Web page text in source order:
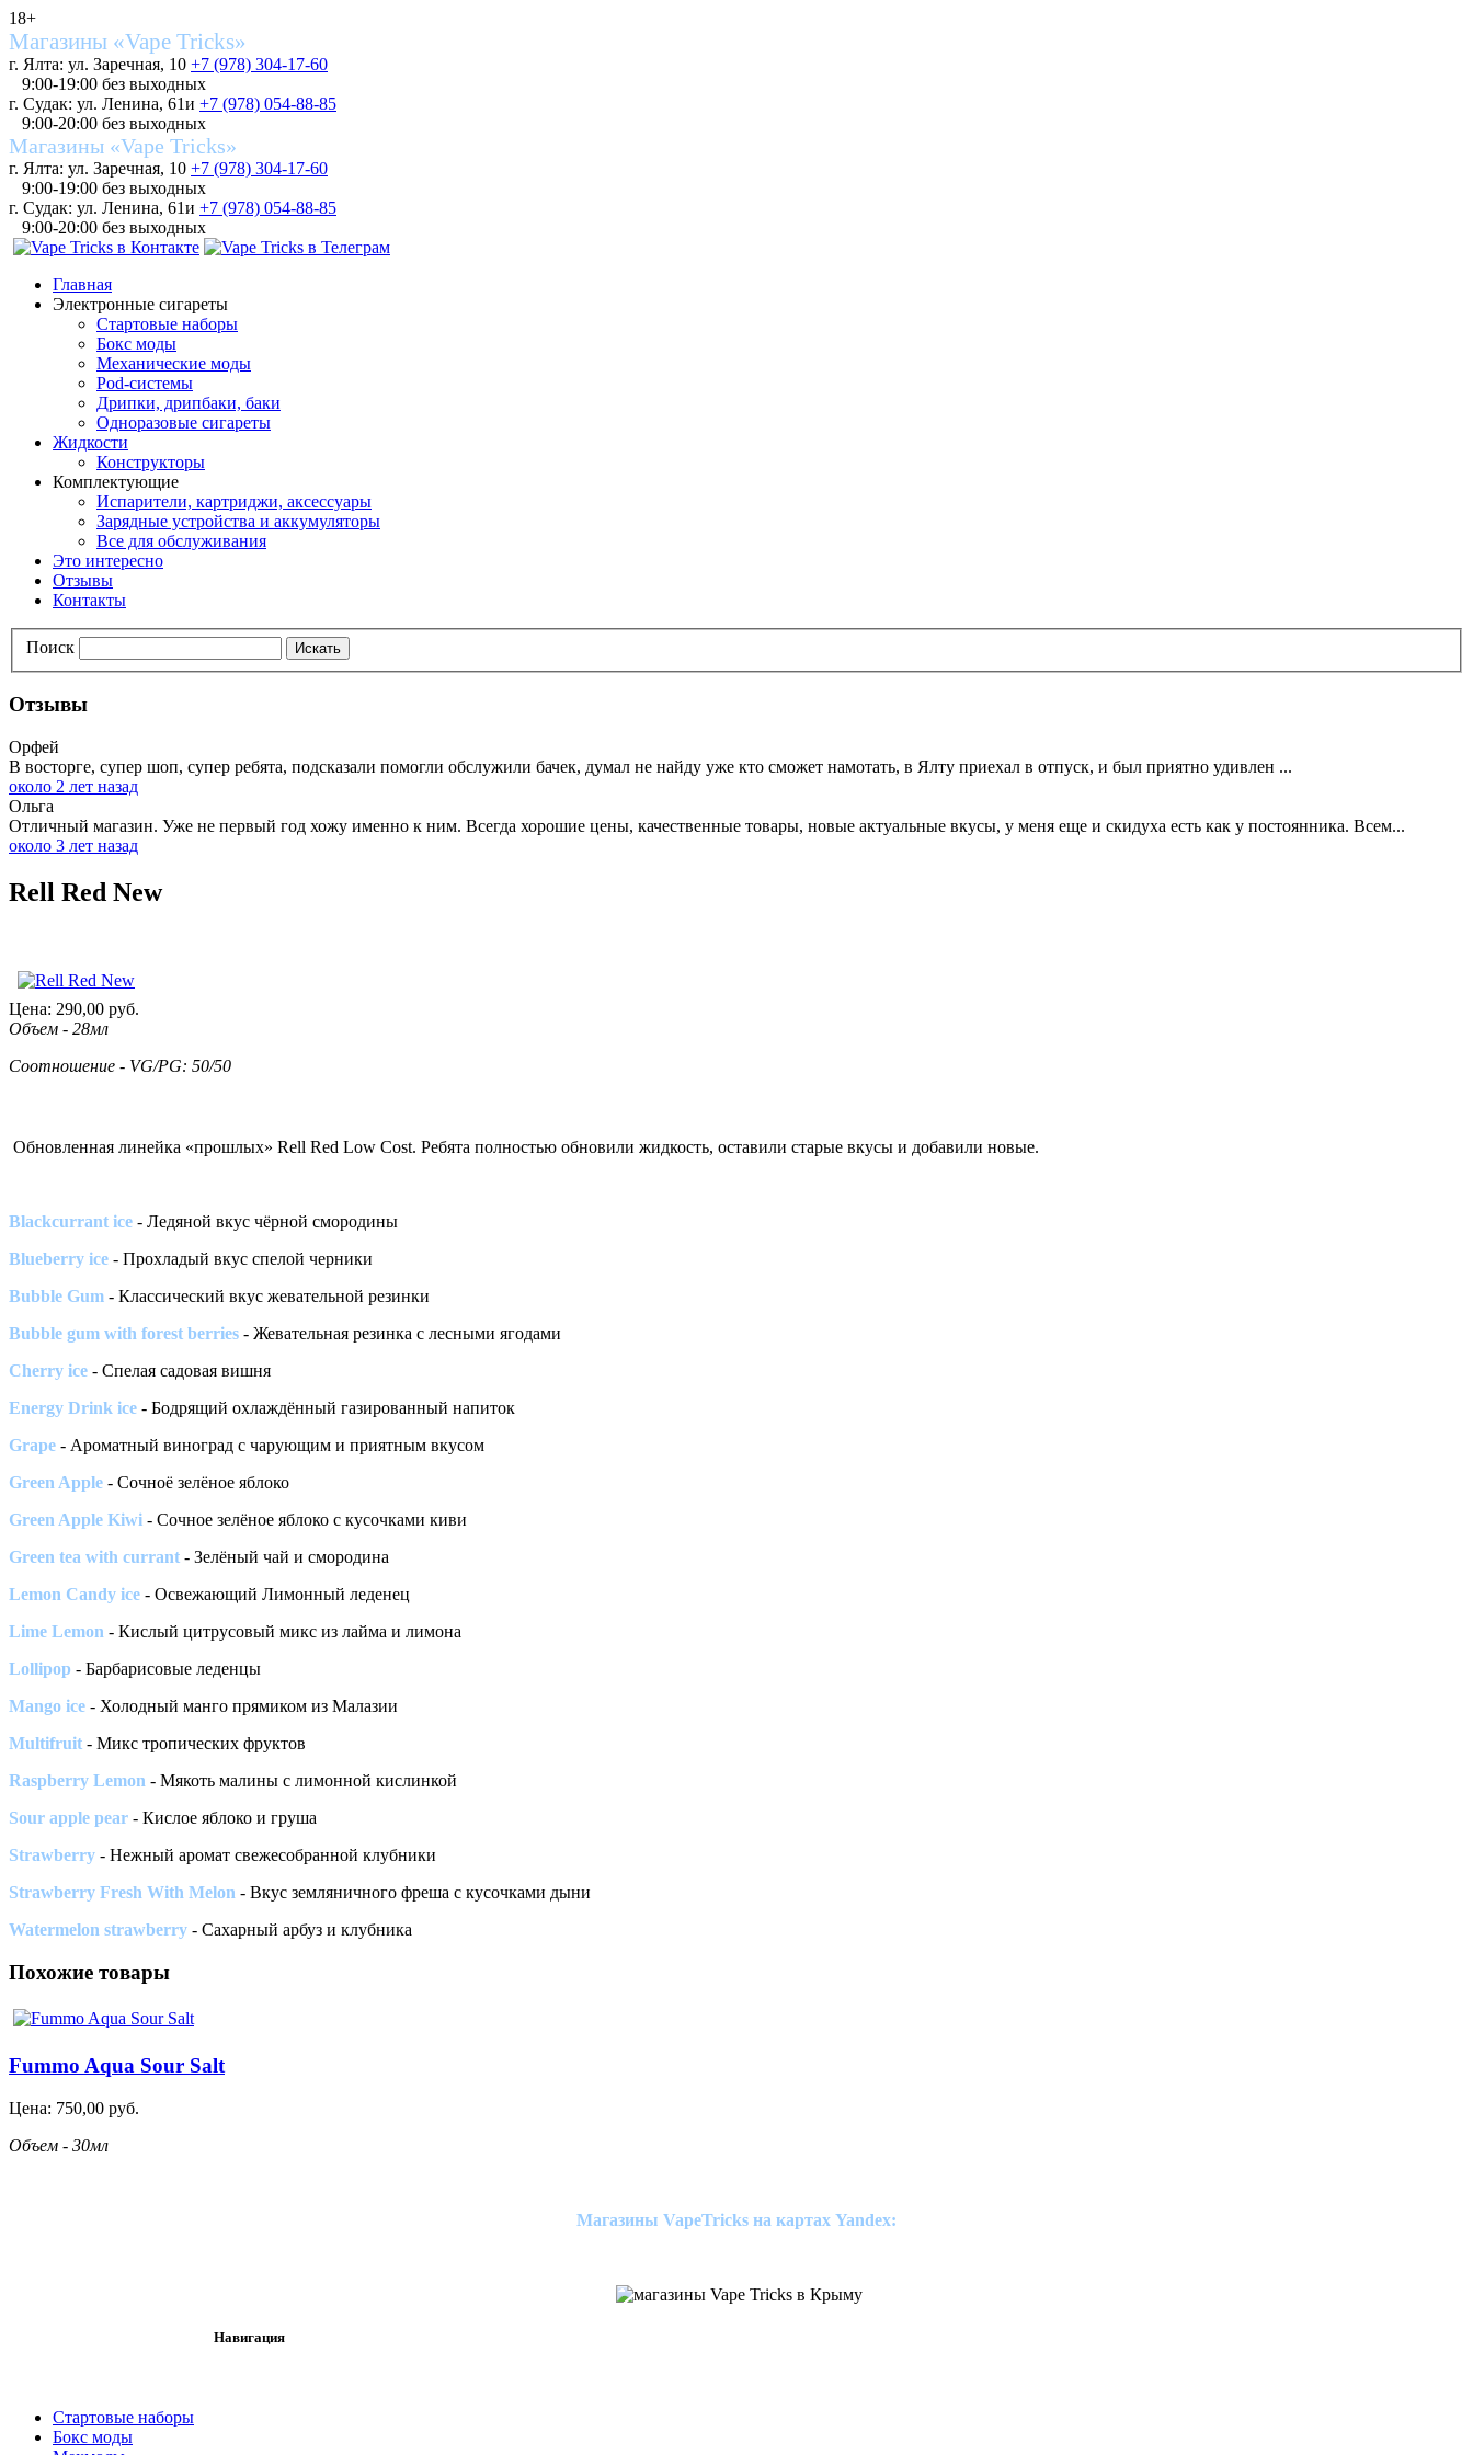
18+
Магазины «Vape Tricks»
г. Ялта: ул. Заречная, 10 +7 (978) 304-17-60
9:00-19:00 без выходных
г. Судак: ул. Ленина, 61и +7 (978) 054-88-85
9:00-20:00 без выходных
Магазины «Vape Tricks»
г. Ялта: ул. Заречная, 10 +7 (978) 304-17-60
9:00-19:00 без выходных
г. Судак: ул. Ленина, 61и +7 (978) 054-88-85
9:00-20:00 без выходных
Главная
Электронные сигареты
Стартовые наборы
Бокс моды
Механические моды
Pod-системы
Дрипки, дрипбаки, баки
Одноразовые сигареты
Жидкости
Конструкторы
Комплектующие
Испарители, картриджи, аксессуары
Зарядные устройства и аккумуляторы
Все для обслуживания
Это интересно
Отзывы
Контакты
Поиск Искать
Отзывы
Орфей
В восторге, супер шоп, супер ребята, подсказали помогли обслужили бачек, думал не найду уже кто сможет намотать, в Ялту приехал в отпуск, и был приятно удивлен ...
около 2 лет назад
Ольга
Отличный магазин. Уже не первый год хожу именно к ним. Всегда хорошие цены, качественные товары, новые актуальные вкусы, у меня еще и скидуха есть как у постоянника. Всем...
около 3 лет назад
Rell Red New
Цена: 290,00 руб.
Объем - 28мл
Соотношение - VG/PG: 50/50
Обновленная линейка «прошлых» Rell Red Low Cost. Ребята полностью обновили жидкость, оставили старые вкусы и добавили новые.
Blackcurrant ice - Ледяной вкус чёрной смородины
Blueberry ice - Прохладый вкус спелой черники
Bubble Gum - Классический вкус жевательной резинки
Bubble gum with forest berries - Жевательная резинка с лесными ягодами
Cherry ice - Спелая садовая вишня
Energy Drink ice - Бодрящий охлаждённый газированный напиток
Grape - Ароматный виноград с чарующим и приятным вкусом
Green Apple - Сочноё зелёное яблоко
Green Apple Kiwi - Сочное зелёное яблоко с кусочками киви
Green tea with currant - Зелёный чай и смородина
Lemon Candy ice - Освежающий Лимонный леденец
Lime Lemon - Кислый цитрусовый микс из лайма и лимона
Lollipop - Барбарисовые леденцы
Mango ice - Холодный манго прямиком из Малазии
Multifruit - Микс тропических фруктов
Raspberry Lemon - Мякоть малины с лимонной кислинкой
Sour apple pear - Кислое яблоко и груша
Strawberry - Нежный аромат свежесобранной клубники
Strawberry Fresh With Melon - Вкус земляничного фреша с кусочками дыни
Watermelon strawberry - Сахарный арбуз и клубника
Похожие товары
Fummo Aqua Sour Salt
Цена: 750,00 руб.
Объем - 30мл
Магазины VapeTricks на картах Yandex:
Навигация
Стартовые наборы
Бокс моды